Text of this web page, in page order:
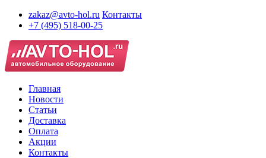
zakaz@avto-hol.ru Контакты
+7 (495) 518-00-25
Главная
Новости
Статьи
Доставка
Оплата
Акции
Контакты